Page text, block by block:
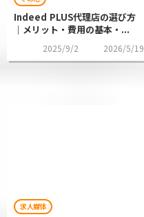
Indeed PLUS代理店の選び方
｜メリット・費用の基本・...
2025/9/2 2026/5/19
求人媒体